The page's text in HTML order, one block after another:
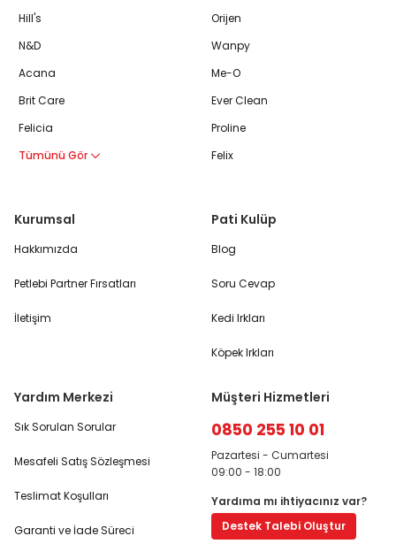
Hill's
N&D
Acana
Brit Care
Felicia
Tümünü Gör
Orijen
Wanpy
Me-O
Ever Clean
Proline
Felix
Kurumsal
Hakkımızda
Petlebi Partner Fırsatları
İletişim
Pati Kulüp
Blog
Soru Cevap
Kedi Irkları
Köpek Irkları
Yardım Merkezi
Sık Sorulan Sorular
Mesafeli Satış Sözleşmesi
Teslimat Koşulları
Garanti ve İade Süreci
Müşteri Hizmetleri
0850 255 10 01
Pazartesi - Cumartesi
09:00 - 18:00
Yardıma mı ihtiyacınız var?
Destek Talebi Oluştur